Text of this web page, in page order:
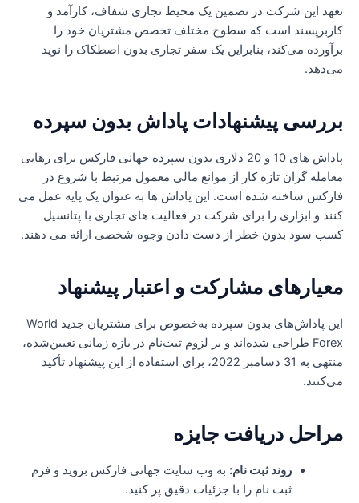
این شرکت در تضمین یک محیط تجاری شفاف، کارآمد و
است که سطوح مختلف تخصص مشتریان خود را
می‌کند، بنابراین یک سفر تجاری بدون اصطکاک را نوید
پیشنهادات پاداش بدون سپرده
پاداش های 10 و 20 دلاری بدون سپرده جهانی فارکس برای رهایی
گران تازه کار از موانع مالی معمول مرتبط با شروع در
ساخته شده است. این پاداش ها به عنوان یک پایه عمل می
و ابزاری را برای شرکت در فعالیت های تجاری با پتانسیل
سود بدون خطر از دست دادن وجوه شخصی ارائه می دهند.
مشارکت و اعتبار پیشنهاد
این پاداش‌های بدون سپرده به‌خصوص برای مشتریان جدید World
Forex طراحی شده‌اند و بر لزوم ثبت‌نام در بازه زمانی تعیین‌شده،
منتهی به 31 دسامبر 2022، برای استفاده از این پیشنهاد تأکید
دریافت جایزه
روند ثبت نام: به وب سایت جهانی فارکس بروید و فرم
ثبت نام را با جزئیات دقیق پر کنید.